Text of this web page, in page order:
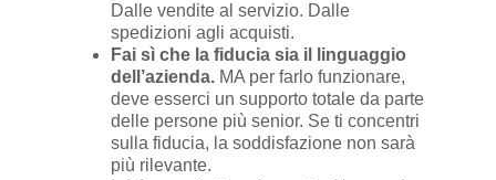
Dalle vendite al servizio. Dalle
spedizioni agli acquisti.
Fai sì che la fiducia sia il linguaggio
dell’azienda.MA per farlo funzionare,
deve esserci un supporto totale da parte
delle persone più senior. Se ti concentri
sulla fiducia, la soddisfazione non sarà
più rilevante.